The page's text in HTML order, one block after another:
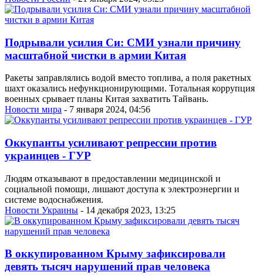
Подрывали усилия Си: СМИ узнали причину
масштабной чистки в армии Китая
Ракеты заправлялись водой вместо топлива, а поля ракетных
шахт оказались нефункционирующими. Тотальная коррупция
военных срывает планы Китая захватить Тайвань.
Новости мира - 7 января 2024, 04:56
Оккупанты усиливают репрессии против
украинцев - ГУР
Людям отказывают в предоставлении медицинской и
социальной помощи, лишают доступа к электроэнергии и
системе водоснабжения.
Новости Украины - 14 декабря 2023, 13:25
В оккупированном Крыму зафиксировали
девять тысяч нарушений прав человека